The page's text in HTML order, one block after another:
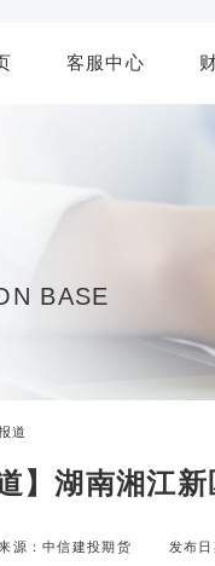
客服中心
BASE
道
】湖南湘江
源：中信建投期货 发布